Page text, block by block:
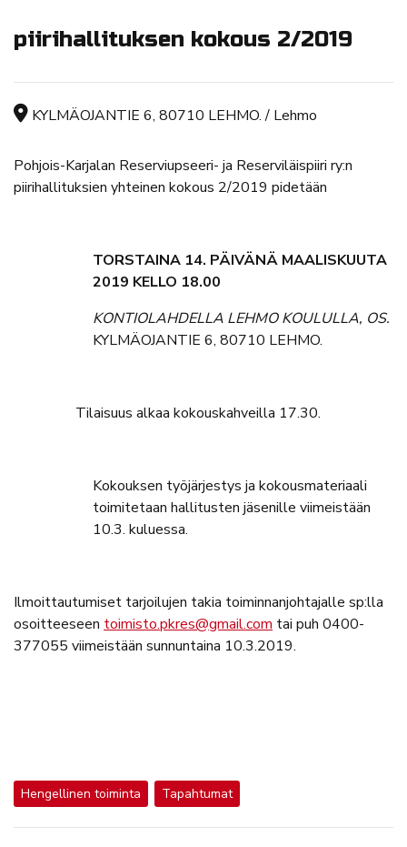
piirihallituksen kokous 2/2019
Tapahtuman sijainti
KYLMÄOJANTIE 6, 80710 LEHMO. / Lehmo
Pohjois-Karjalan Reserviupseeri- ja Reserviläispiiri ry:n
piirihallituksien yhteinen kokous 2/2019 pidetään
TORSTAINA 14. PÄIVÄNÄ MAALISKUUTA
2019 KELLO 18.00
KONTIOLAHDELLA LEHMO KOULULLA, OS.
KYLMÄOJANTIE 6, 80710 LEHMO.
Tilaisuus alkaa kokouskahveilla 17.30.
Kokouksen työjärjestys ja kokousmateriaali
toimitetaan hallitusten jäsenille viimeistään
10.3. kuluessa.
Ilmoittautumiset tarjoilujen takia toiminnanjohtajalle sp:lla
osoitteeseen toimisto.pkres@gmail.com tai puh 0400-
377055 viimeistään sunnuntaina 10.3.2019.
Hengellinen toiminta Tapahtumat